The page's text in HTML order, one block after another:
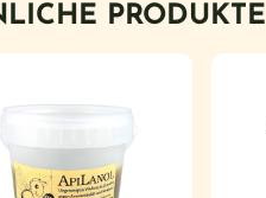
PRODUKTE